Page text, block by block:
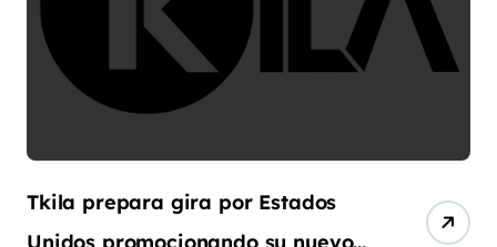
Tkila prepara gira por Estados